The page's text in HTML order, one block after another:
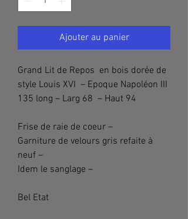
Ajouter au panier
Grand Lit de Repos en bois dorée de
style Louis XVI – Epoque Napoléon III
135 long – Larg 68 – Haut 94
Frise de raie de coeur –
Garniture de velours gris refaite à
neuf –
Idem le sanglage –
Bel Etat